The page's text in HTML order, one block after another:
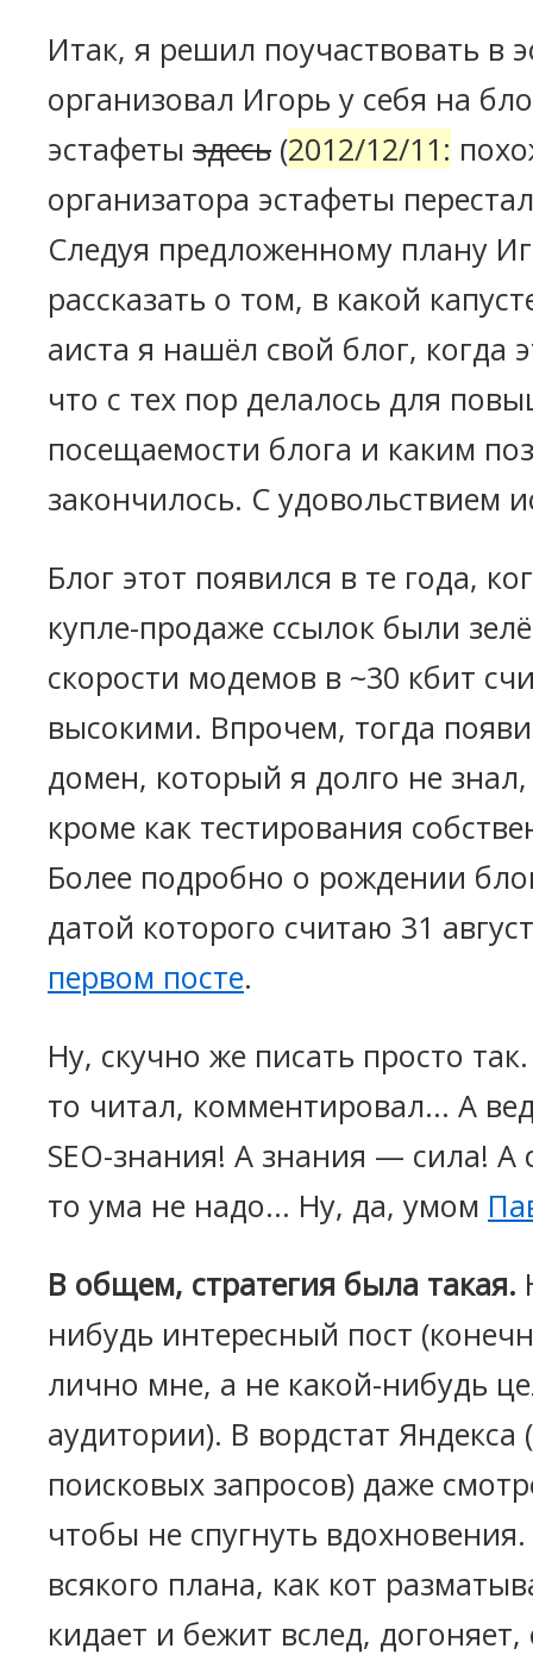
Итак, я решил поучаствовать в
организовал Игорь у себя на
эстафеты здесь (2012/12/11:
организатора эстафеты
Следуя предложенному плану
рассказать о том, в какой
аиста я нашёл свой блог, когда
что с тех пор делалось для
посещаемости блога и каким
закончилось. С удовольствием
Блог этот появился в те года,
купле-продаже ссылок были
скорости модемов в ~30 кбит
высокими. Впрочем, тогда
домен, который я долго не
кроме как тестирования
Более подробно о рождении
датой которого считаю 31
первом посте.
Ну, скучно же писать просто
то читал, комментировал... А
SEO-знания! А знания — сила! А
то ума не надо... Ну, да, умом
В общем, стратегия была такая.
нибудь интересный пост
лично мне, а не какой-нибудь
аудитории). В вордстат Яндекса
поисковых запросов) даже
чтобы не спугнуть
всякого плана, как кот
кидает и бежит вслед,